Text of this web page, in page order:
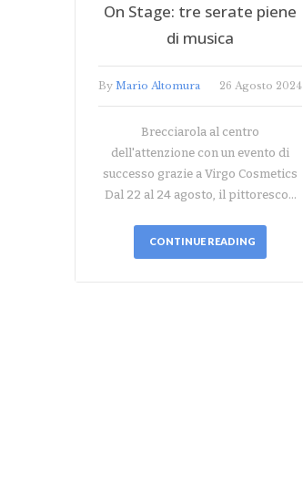
On Stage: tre serate piene
di musica
By Mario Altomura 26 Agosto 2024
Brecciarola al centro
dell'attenzione con un evento di
successo grazie a Virgo Cosmetics
Dal 22 al 24 agosto, il pittoresco…
CONTINUE READING